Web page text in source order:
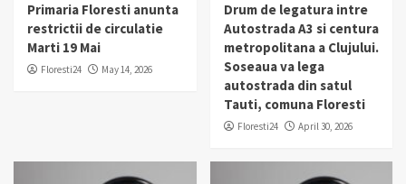
Primaria Floresti anunta
restrictii de circulatie
Marti 19 Mai
Floresti24 May 14, 2026
Drum de legatura intre
Autostrada A3 si centura
metropolitana a Clujului.
Soseaua va lega
autostrada din satul
Tauti, comuna Floresti
Floresti24 April 30, 2026